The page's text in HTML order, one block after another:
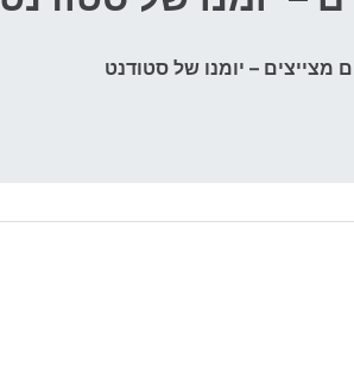
מצייצים – יומנו של סטודנט